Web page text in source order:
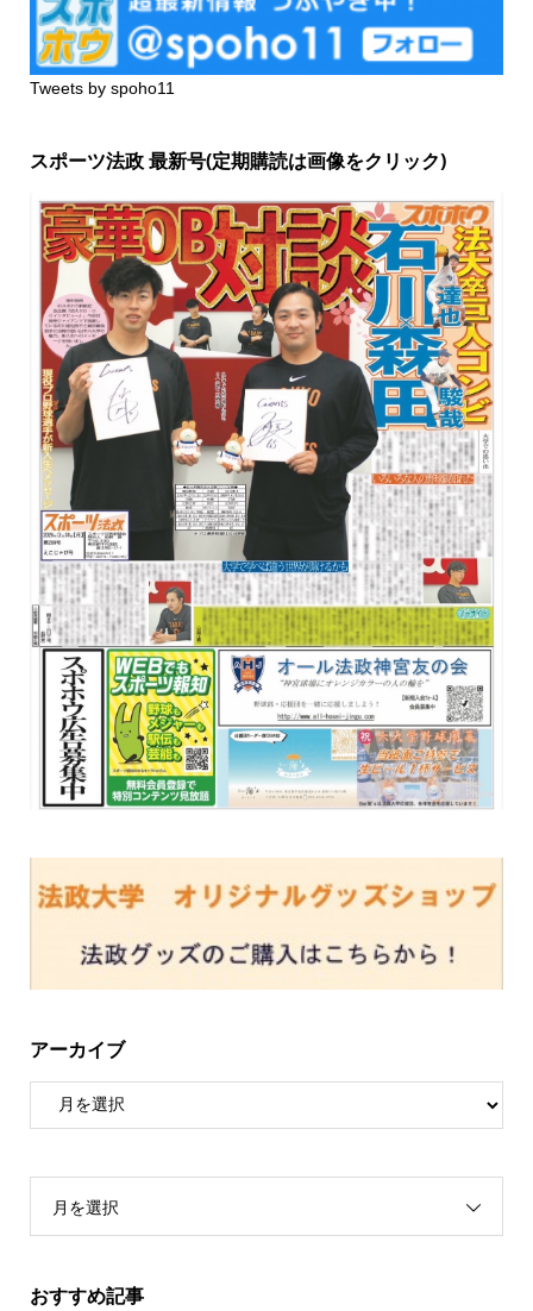
Tweets by spoho11
スポーツ法政 最新号(定期購読は画像をクリック)
アーカイブ
月を選択
おすすめ記事